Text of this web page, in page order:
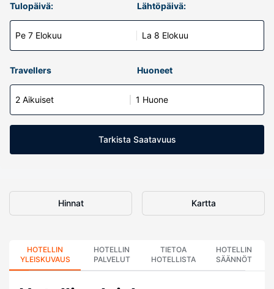
Tulopäivä:
Pe 7 Elokuu
Lähtöpäivä:
La 8 Elokuu
Travellers Huoneet
2 Aikuiset 1 Huone
Tarkista Saatavuus
Hinnat Kartta
HOTELLIN
YLEISKUVAUS
HOTELLIN
PALVELUT
TIETOA
HOTELLISTA
HOTELLIN
SÄÄNNÖT